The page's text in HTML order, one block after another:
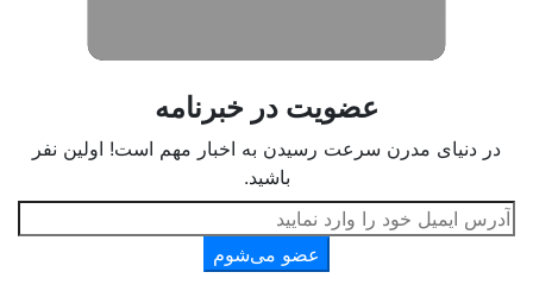
عضویت در خبرنامه
در دنیای مدرن سرعت رسیدن به اخبار مهم است! اولین نفر
باشید.
عضو می‌شوم